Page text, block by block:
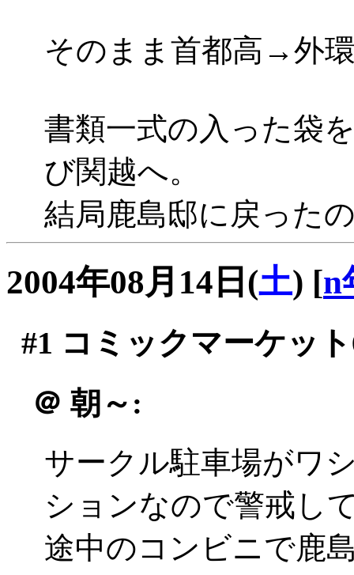
そのまま首都高→外
書類一式の入った袋
び関越へ。
結局鹿島邸に戻った
2004年08月14日(土) [n
#1 コミックマーケッ
＠ 朝～:
サークル駐車場がワ
ションなので警戒し
途中のコンビニで鹿